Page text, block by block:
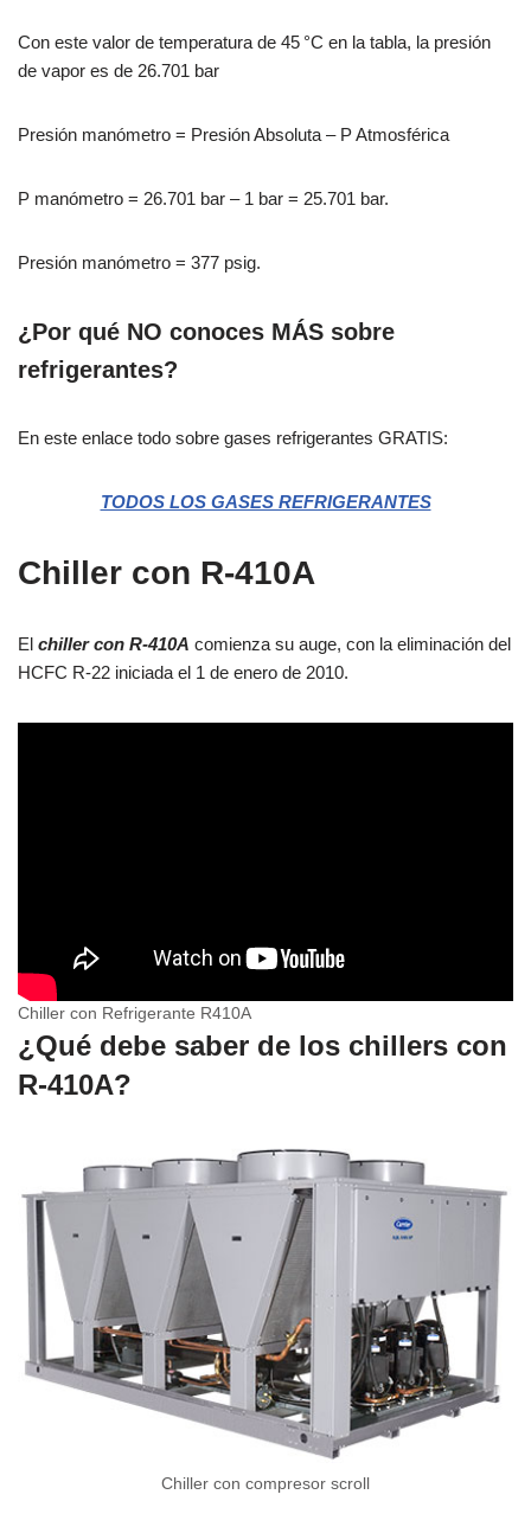
Con este valor de temperatura de 45 °C en la tabla, la presión
de vapor es de 26.701 bar
Presión manómetro = Presión Absoluta – P Atmosférica
P manómetro = 26.701 bar – 1 bar = 25.701 bar.
Presión manómetro = 377 psig.
¿Por qué NO conoces MÁS sobre
refrigerantes?
En este enlace todo sobre gases refrigerantes GRATIS:
TODOS LOS GASES REFRIGERANTES
Chiller con R-410A
El chiller con R-410A comienza su auge, con la eliminación del
HCFC R-22 iniciada el 1 de enero de 2010.
Chiller con Refrigerante R410A
¿Qué debe saber de los chillers con
R-410A?
Chiller con compresor scroll